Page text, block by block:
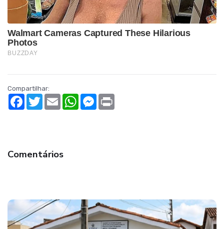
Compartilhar:
Facebook
TwitterEmail WhatsAppMessenger
Comentários